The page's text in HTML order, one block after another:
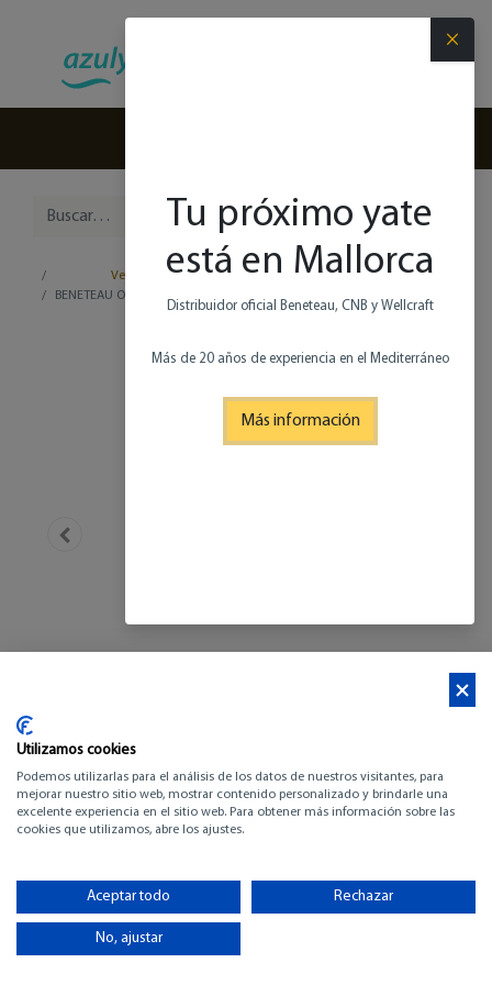
Vela
BENETEAU OCEANIS 51.1
51.1
×
Tu próximo yate
está en Mallorca
Distribuidor oficial Beneteau, CNB y Wellcraft
Más de 20 años de experiencia en el Mediterráneo
Más información
Utilizamos cookies
Podemos utilizarlas para el análisis de los datos de nuestros visitantes, para
mejorar nuestro sitio web, mostrar contenido personalizado y brindarle una
excelente experiencia en el sitio web. Para obtener más información sobre las
cookies que utilizamos, abre los ajustes.
Aceptar todo Rechazar
No, ajustar